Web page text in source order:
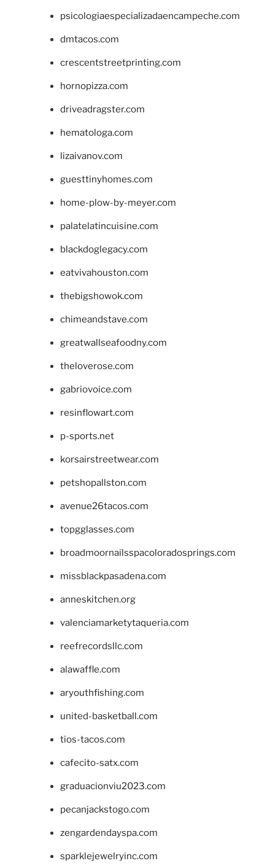
psicologiaespecializadaencampeche.com
dmtacos.com
crescentstreetprinting.com
hornopizza.com
driveadragster.com
hematologa.com
lizaivanov.com
guesttinyhomes.com
home-plow-by-meyer.com
palatelatincuisine.com
blackdoglegacy.com
eatvivahouston.com
thebigshowok.com
chimeandstave.com
greatwallseafoodny.com
theloverose.com
gabriovoice.com
resinflowart.com
p-sports.net
korsairstreetwear.com
petshopallston.com
avenue26tacos.com
topgglasses.com
broadmoornailsspacoloradosprings.com
missblackpasadena.com
anneskitchen.org
valenciamarketytaqueria.com
reefrecordsllc.com
alawaffle.com
aryouthfishing.com
united-basketball.com
tios-tacos.com
cafecito-satx.com
graduacionviu2023.com
pecanjackstogo.com
zengardendayspa.com
sparklejewelryinc.com